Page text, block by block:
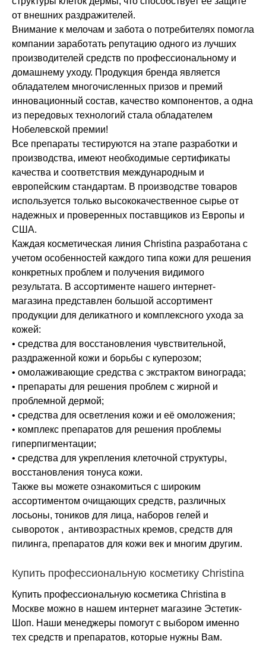
от внешних раздражителей.
Внимание к мелочам и забота о потребителях помогла
компании заработать репутацию одного из лучших
производителей средств по профессиональному и
домашнему уходу. Продукция бренда является
обладателем многочисленных призов и премий
инновационный состав, качество компонентов, а одна
из передовых технологий стала обладателем
Нобелевской премии!
Все препараты тестируются на этапе разработки и
производства, имеют необходимые сертификаты
качества и соответствия международным и
европейским стандартам. В производстве товаров
используется только высококачественное сырье от
надежных и проверенных поставщиков из Европы и
США.
Каждая косметическая линия Christina разработана с
учетом особенностей каждого типа кожи для решения
конкретных проблем и получения видимого
результата. В ассортименте нашего интернет-
магазина представлен большой ассортимент
продукции для деликатного и комплексного ухода за
кожей:
• средства для восстановления чувствительной,
раздраженной кожи и борьбы с куперозом;
• омолаживающие средства с экстрактом винограда;
• препараты для решения проблем с жирной и
проблемной дермой;
• средства для осветления кожи и её омоложения;
• комплекс препаратов для решения проблемы
гиперпигментации;
• средства для укрепления клеточной структуры,
восстановления тонуса кожи.
Также вы можете ознакомиться с широким
ассортиментом очищающих средств, различных
лосьоны, тоников для лица, наборов гелей и
сывороток , антивозрастных кремов, средств для
пилинга, препаратов для кожи век и многим другим.
Купить профессиональную косметику Christina
Купить профессиональную косметика Christina в
Москве можно в нашем интернет магазине Эстетик-
Шоп. Наши менеджеры помогут с выбором именно
тех средств и препаратов, которые нужны Вам.
+7 (495) 640-58-89
+7 (929) 933-09-89